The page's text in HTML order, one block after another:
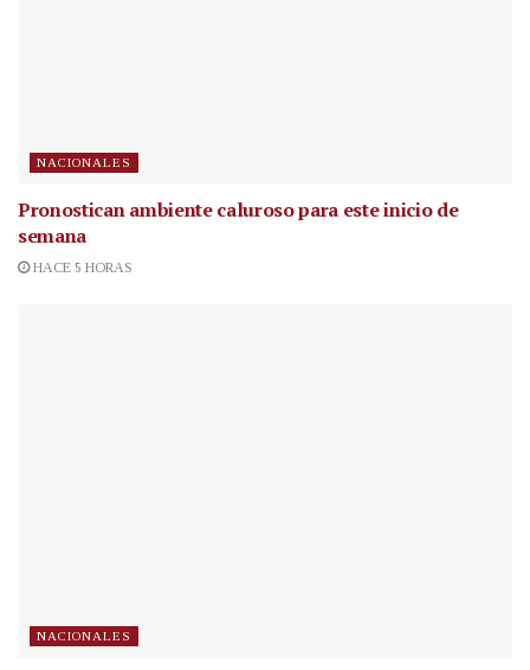
NACIONALES
Pronostican ambiente caluroso para este inicio de
semana
HACE 5 HORAS
NACIONALES